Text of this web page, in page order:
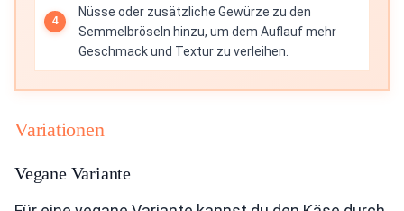
Nüsse oder zusätzliche Gewürze zu den
Semmelbröseln hinzu, um dem Auflauf mehr
Geschmack und Textur zu verleihen.
Variationen
Vegane Variante